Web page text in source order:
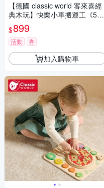
【德國 classic world 客來喜經
典木玩】快樂小車搬運工《506
16》
$899
活動 券
加入購物車